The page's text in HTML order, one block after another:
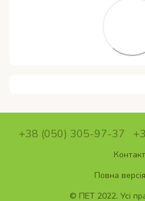
+38 (050) 305-97-37
Повна
© ПET 2022. Усі